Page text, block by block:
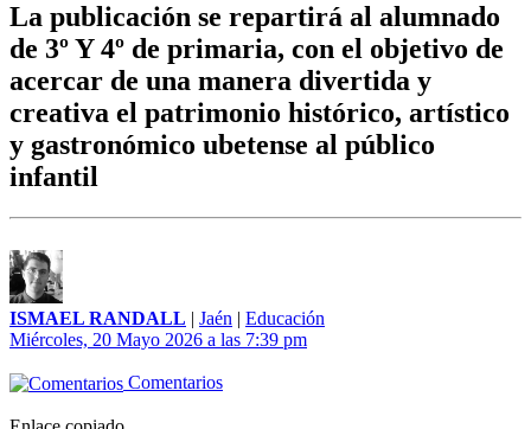
La publicación se repartirá al alumnado
de 3º Y 4º de primaria, con el objetivo de
acercar de una manera divertida y
creativa el patrimonio histórico, artístico
y gastronómico ubetense al público
infantil
ISMAEL RANDALL | Jaén | Educación
Miércoles, 20 Mayo 2026 a las 7:39 pm
Comentarios